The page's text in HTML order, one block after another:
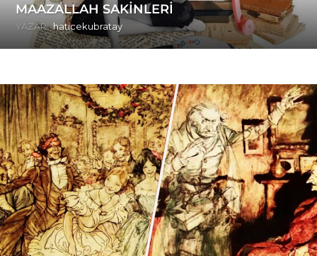
MAAZALLAH SAKİNLERİ
YAZAR: haticekubratay
Y
a
z
a
r
l
a
r